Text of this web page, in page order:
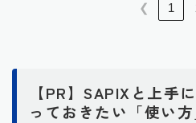
❮ 1
【PR】SAPIXと上手
っておきたい「使い方